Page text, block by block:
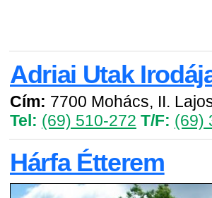
Adriai Utak
Cím: 7700 Mohács, II.
Tel: (69) 510-272 T/F: (69)
Hárfa Étterem